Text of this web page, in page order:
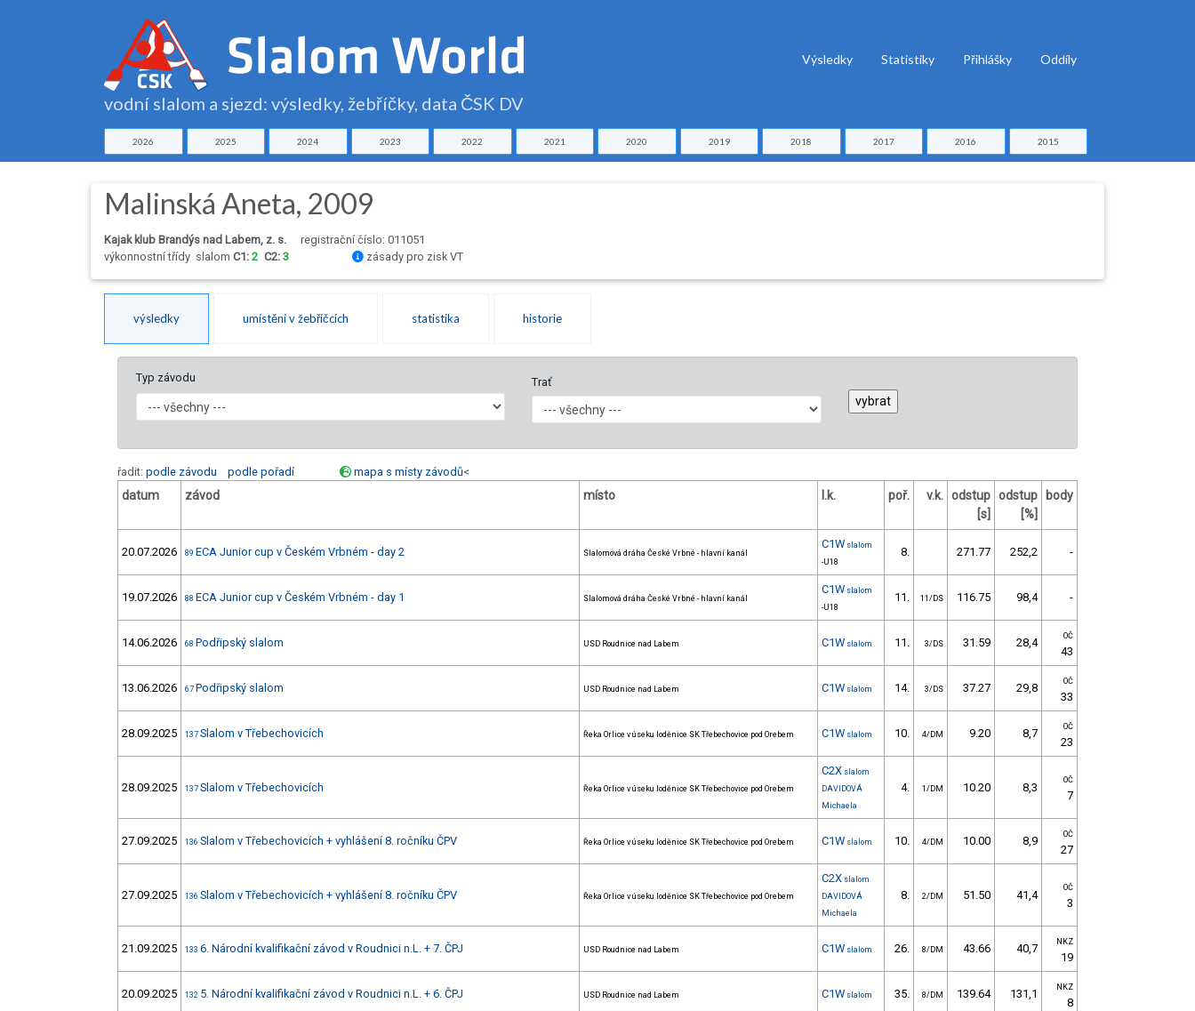
vodní slalom a sjezd: výsledky, žebříčky, data ČSK DV
Výsledky Statistiky Přihlášky Oddíly
2026 2025 2024 2023 2022 2021 2020 2019 2018 2017 2016 2015
Malinská Aneta, 2009
Kajak klub Brandýs nad Labem, z. s.
registrační číslo: 011051
výkonnostní třídy slalom C1: 2 C2: 3 zásady pro zisk VT
výsledky umístění v žebříčcích statistika historie
Typ závodu Trať
řadit: podle závodu podle pořadí mapa s místy závodů<
datum závod místo l.k. poř. v.k. odstup
[s]
odstup
[%]
body
20.07.2026 89 ECA Junior cup v Českém Vrbném - day 2 Slalomová dráha České Vrbné - hlavní kanál
C1W slalom
-U18
8. 271.77 252,2 -
19.07.2026 88 ECA Junior cup v Českém Vrbném - day 1 Slalomová dráha České Vrbné - hlavní kanál
C1W slalom
-U18
11. 11/DS 116.75 98,4 -
14.06.2026 68 Podřipský slalom USD Roudnice nad Labem C1W slalom 11. 3/DS 31.59 28,4 OČ
43
13.06.2026 67 Podřipský slalom USD Roudnice nad Labem C1W slalom 14. 3/DS 37.27 29,8 OČ
33
28.09.2025 137 Slalom v Třebechovicích Řeka Orlice v úseku loděnice SK Třebechovice pod Orebem C1W slalom 10. 4/DM 9.20 8,7 OČ
23
28.09.2025 137 Slalom v Třebechovicích Řeka Orlice v úseku loděnice SK Třebechovice pod Orebem
C2X slalom
DAVIDOVÁ
Michaela
4. 1/DM 10.20 8,3
OČ
7
27.09.2025 136 Slalom v Třebechovicích + vyhlášení 8. ročníku ČPV Řeka Orlice v úseku loděnice SK Třebechovice pod Orebem C1W slalom 10. 4/DM 10.00 8,9 OČ
27
27.09.2025 136 Slalom v Třebechovicích + vyhlášení 8. ročníku ČPV Řeka Orlice v úseku loděnice SK Třebechovice pod Orebem
C2X slalom
DAVIDOVÁ
Michaela
8. 2/DM 51.50 41,4
OČ
3
21.09.2025 133 6. Národní kvalifikační závod v Roudnici n.L. + 7. ČPJ USD Roudnice nad Labem C1W slalom 26. 8/DM 43.66 40,7 NKZ
19
20.09.2025 132 5. Národní kvalifikační závod v Roudnici n.L. + 6. ČPJ USD Roudnice nad Labem C1W slalom 35. 8/DM 139.64 131,1 NKZ
8